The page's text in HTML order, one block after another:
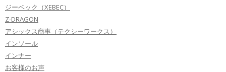
ジーベック（XEBEC）
Z-DRAGON
アシックス商事（テクシーワークス）
インソール
インナー
お客様のお声